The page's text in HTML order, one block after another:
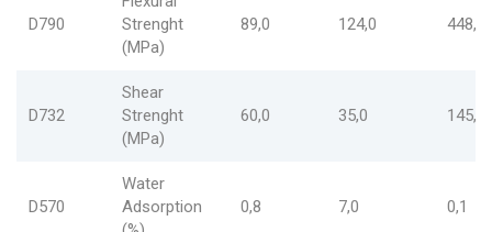
D790
Strenght
(MPa)
89,0 124,0 448,0
D732
Shear
Strenght
(MPa)
60,0 35,0 145,0
D570
Water
Adsorption
0,8 7,0 0,1